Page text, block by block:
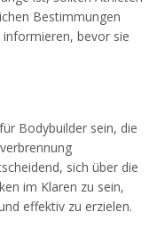
Bestimmungen
bevor sie
Bodybuilder sein, die
sich über die
im Klaren zu sein,
effektiv zu erzielen.